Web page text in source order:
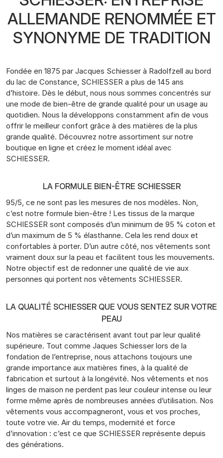
ALLEMANDE RENOMMÉE ET
SYNONYME DE TRADITION
Fondée en 1875 par Jacques Schiesser à Radolfzell au bord
du lac de Constance, SCHIESSER a plus de 145 ans
d’histoire. Dès le début, nous nous sommes concentrés sur
une mode de bien-être de grande qualité pour un usage au
quotidien. Nous la développons constamment afin de vous
offrir le meilleur confort grâce à des matières de la plus
grande qualité. Découvrez notre assortiment sur notre
boutique en ligne et créez le moment idéal avec
SCHIESSER.
LA FORMULE BIEN-ÊTRE SCHIESSER
95/5, ce ne sont pas les mesures de nos modèles. Non,
c’est notre formule bien-être ! Les tissus de la marque
SCHIESSER sont composés d’un minimum de 95 % coton et
d’un maximum de 5 % élasthanne. Cela les rend doux et
confortables à porter. D’un autre côté, nos vêtements sont
vraiment doux sur la peau et facilitent tous les mouvements.
Notre objectif est de redonner une qualité de vie aux
personnes qui portent nos vêtements SCHIESSER.
LA QUALITÉ SCHIESSER QUE VOUS SENTEZ SUR VOTRE
PEAU
Nos matières se caractérisent avant tout par leur qualité
supérieure. Tout comme Jaques Schiesser lors de la
fondation de l’entreprise, nous attachons toujours une
grande importance aux matières fines, à la qualité de
fabrication et surtout à la longévité. Nos vêtements et nos
linges de maison ne perdent pas leur couleur intense ou leur
forme même après de nombreuses années d’utilisation. Nos
vêtements vous accompagneront, vous et vos proches,
toute votre vie. Air du temps, modernité et force
d’innovation : c’est ce que SCHIESSER représente depuis
des générations.